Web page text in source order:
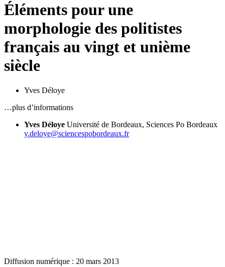
Éléments pour une
morphologie des politistes
français au vingt et unième
siècle
Yves Déloye
…plus d’informations
Yves Déloye Université de Bordeaux, Sciences Po Bordeaux
y.deloye@sciencespobordeaux.fr
Diffusion numérique : 20 mars 2013